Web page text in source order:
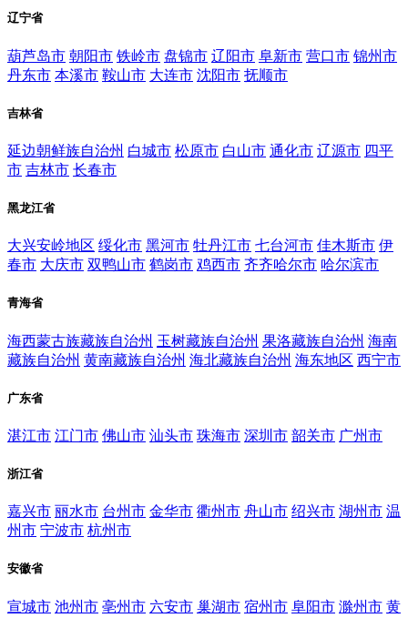
辽宁省
葫芦岛市 朝阳市 铁岭市 盘锦市 辽阳市 阜新市 营口市 锦州市
丹东市 本溪市 鞍山市 大连市 沈阳市 抚顺市
吉林省
延边朝鲜族自治州 白城市 松原市 白山市 通化市 辽源市 四平
市 吉林市 长春市
黑龙江省
大兴安岭地区 绥化市 黑河市 牡丹江市 七台河市 佳木斯市 伊
春市 大庆市 双鸭山市 鹤岗市 鸡西市 齐齐哈尔市 哈尔滨市
青海省
海西蒙古族藏族自治州 玉树藏族自治州 果洛藏族自治州 海南
藏族自治州 黄南藏族自治州 海北藏族自治州 海东地区 西宁市
广东省
湛江市 江门市 佛山市 汕头市 珠海市 深圳市 韶关市 广州市
浙江省
嘉兴市 丽水市 台州市 金华市 衢州市 舟山市 绍兴市 湖州市 温
州市 宁波市 杭州市
安徽省
宣城市 池州市 亳州市 六安市 巢湖市 宿州市 阜阳市 滁州市 黄